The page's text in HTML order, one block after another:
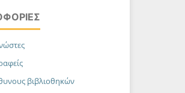
βιβλιοθηκών